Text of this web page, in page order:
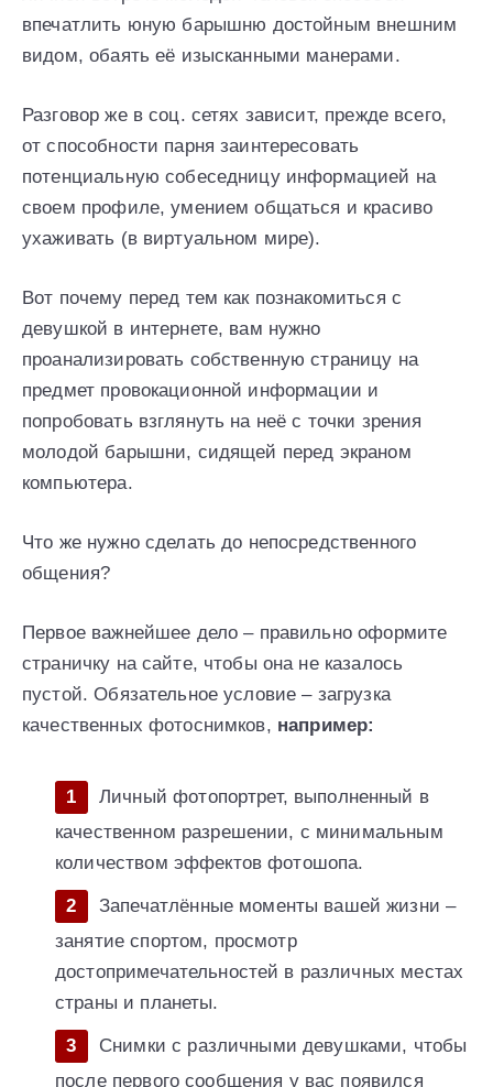
впечатлить юную барышню достойным внешним
видом, обаять её изысканными манерами.
Разговор же в соц. сетях зависит, прежде всего,
от способности парня заинтересовать
потенциальную собеседницу информацией на
своем профиле, умением общаться и красиво
ухаживать (в виртуальном мире).
Вот почему перед тем как познакомиться с
девушкой в интернете, вам нужно
проанализировать собственную страницу на
предмет провокационной информации и
попробовать взглянуть на неё с точки зрения
молодой барышни, сидящей перед экраном
компьютера.
Что же нужно сделать до непосредственного
общения?
Первое важнейшее дело – правильно оформите
страничку на сайте, чтобы она не казалось
пустой. Обязательное условие – загрузка
качественных фотоснимков, например:
Личный фотопортрет, выполненный в
качественном разрешении, с минимальным
количеством эффектов фотошопа.
Запечатлённые моменты вашей жизни –
занятие спортом, просмотр
достопримечательностей в различных местах
страны и планеты.
Снимки с различными девушками, чтобы
после первого сообщения у вас появился